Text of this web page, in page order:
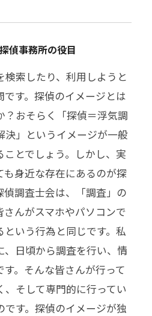
偵事務所の役目
検索したり、利用しようと
です。探偵のイメージとは
？おそらく「探偵＝浮気調
決」というイメージが一般
とでしょう。しかし、実
も身近な存在にあるのが探
調査士会は、「調査」の
んがスマホやパソコンで
いう行為と同じです。私
、日頃から調査を行い、情
。そんな皆さんが行って
、そして専門的に行ってい
です。探偵のイメージが独